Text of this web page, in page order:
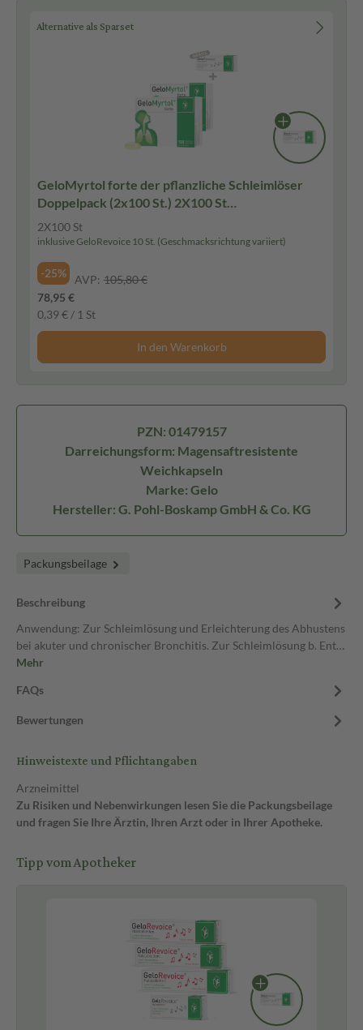
Alternative als Sparset
GeloMyrtol forte der pflanzliche Schleimlöser
Doppelpack (2x100 St.) 2X100 St
Magensaftresistente Weichkapseln
2X100 St
inklusive GeloRevoice 10 St. (Geschmacksrichtung variiert)
-25% AVP: 105,80 €
78,95 €
0,39 € / 1 St
In den Warenkorb
PZN: 01479157
Darreichungsform: Magensaftresistente
Weichkapseln
Marke: Gelo
Hersteller: G. Pohl-Boskamp GmbH & Co. KG
Packungsbeilage
Beschreibung
Anwendung: Zur Schleimlösung und Erleichterung des Abhustens
bei akuter und chronischer Bronchitis. Zur Schleimlösung b. Ent…
Mehr
FAQs
Bewertungen
Hinweistexte und Pflichtangaben
Arzneimittel
Zu Risiken und Nebenwirkungen lesen Sie die Packungsbeilage
und fragen Sie Ihre Ärztin, Ihren Arzt oder in Ihrer Apotheke.
Tipp vom Apotheker